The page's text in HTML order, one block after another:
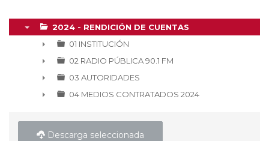
2024 - RENDICIÓN DE CUENTAS
►
01 INSTITUCIÓN
►
02 RADIO PÚBLICA 90.1 FM
►
03 AUTORIDADES
04 MEDIOS CONTRATADOS 2024
Descarga seleccionada